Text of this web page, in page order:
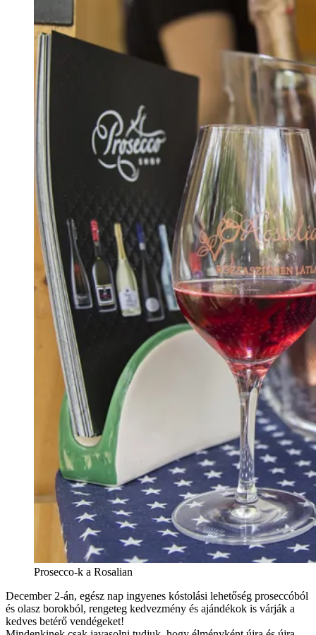
Prosecco-k a Rosalian
December 2-án, egész nap ingyenes kóstolási lehetőség proseccóból
és olasz borokból, rengeteg kedvezmény és ajándékok is várják a
kedves betérő vendégeket!